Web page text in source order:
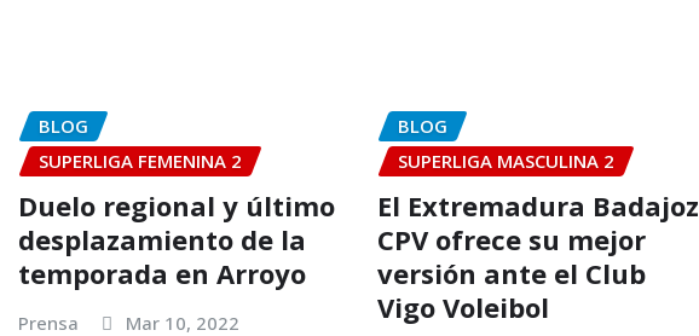
BLOG
SUPERLIGA FEMENINA 2
Duelo regional y último
desplazamiento de la
temporada en Arroyo
Prensa Mar 10, 2022
BLOG
SUPERLIGA MASCULINA 2
El Extremadura Badajoz
CPV ofrece su mejor
versión ante el Club
Vigo Voleibol